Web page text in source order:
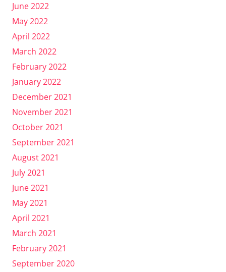
June 2022
May 2022
April 2022
March 2022
February 2022
January 2022
December 2021
November 2021
October 2021
September 2021
August 2021
July 2021
June 2021
May 2021
April 2021
March 2021
February 2021
September 2020